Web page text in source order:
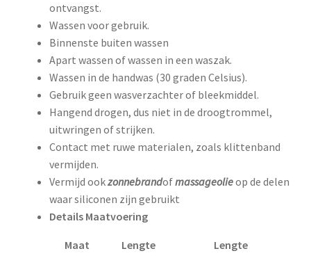
ontvangst.
Wassen voor gebruik.
Binnenste buiten wassen
Apart wassen of wassen in een waszak.
Wassen in de handwas (30 graden Celsius).
Gebruik geen wasverzachter of bleekmiddel.
Hangend drogen, dus niet in de droogtrommel,
uitwringen of strijken.
Contact met ruwe materialen, zoals klittenband
vermijden.
Vermijd ookzonnebrandofmassageolieop de delen
waar siliconen zijn gebruikt
Details Maatvoering
Maat
Lengte
Lengte